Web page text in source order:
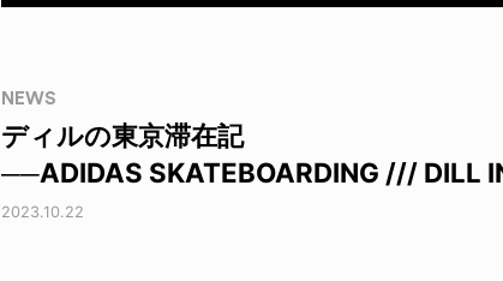
NEWS
ディルの東京滞在記
──ADIDAS SKATEBOARDING /// DILL
2023.10.22